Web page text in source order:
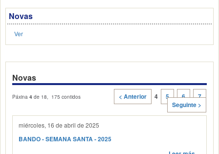
Novas
Ver
Novas
Páxina4 de 18, 175 contidos < Anterior 4 5 6
7
Seguinte >
miércoles, 16 de abril de 2025
BANDO - SEMANA SANTA - 2025